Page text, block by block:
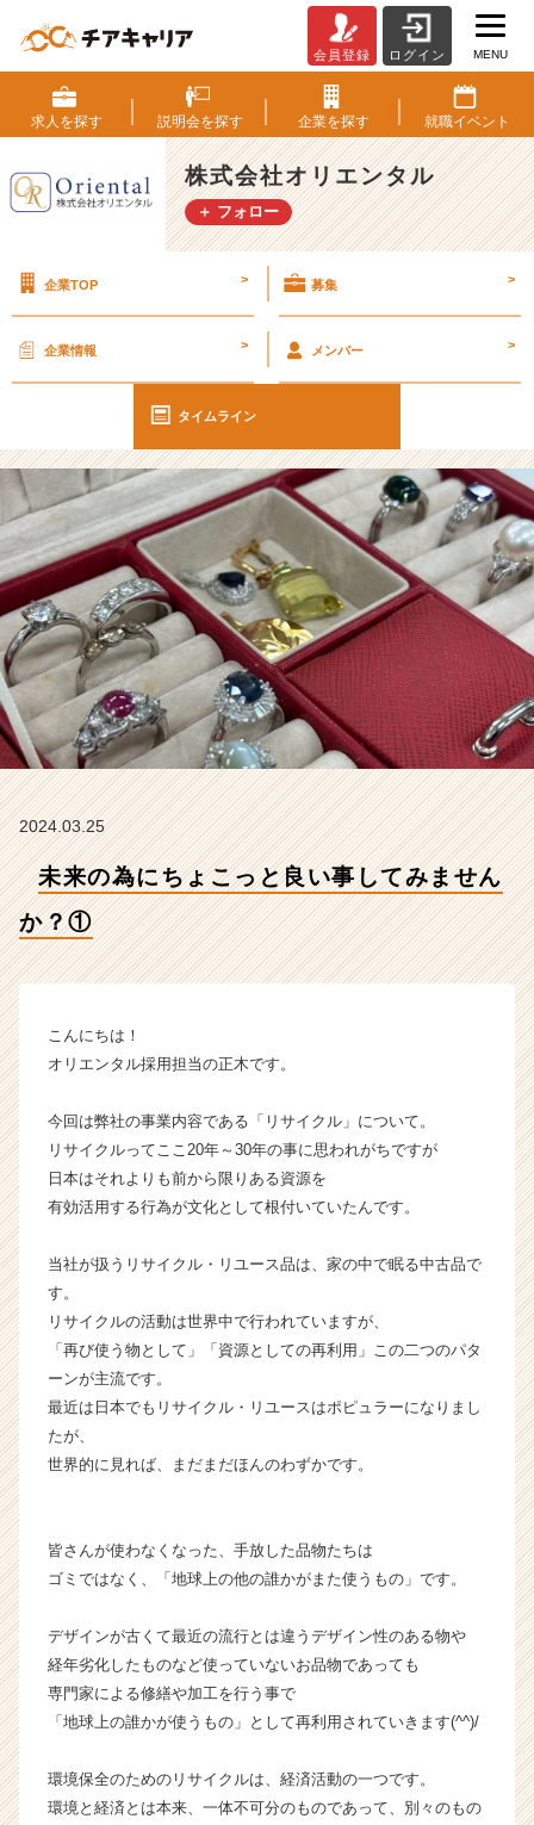
来
の
為
に
ち
ょ
良
し
て
ま
せ
ん
①
【株
式
会
社
オ
リ
エ
ン
イ
ン
ャ
ー・
長
企
か
ス
カ
が
く
サ
ト
ア
キ
ャ
リ
h
会員登録 ログイン MENU
求人を探す 説明会を探す 企業を探す 就職イベント
株式会社オリエンタル
＋ フォロー
企業TOP > 募集 >
企業情報 > メンバー >
タイムライン
2024.03.25
未来の為にちょこっと良い事してみません
か？①
こんにちは！
オリエンタル採用担当の正木です。
今回は弊社の事業内容である「リサイクル」について。
リサイクルってここ20年～30年の事に思われがちですが
日本はそれよりも前から限りある資源を
有効活用する行為が文化として根付いていたんです。
当社が扱うリサイクル・リユース品は、家の中で眠る中古品で
す。
リサイクルの活動は世界中で行われていますが、
「再び使う物として」「資源としての再利用」この二つのパタ
ーンが主流です。
最近は日本でもリサイクル・リユースはポピュラーになりまし
たが、
世界的に見れば、まだまだほんのわずかです。
皆さんが使わなくなった、手放した品物たちは
ゴミではなく、「地球上の他の誰かがまた使うもの」です。
デザインが古くて最近の流行とは違うデザイン性のある物や
経年劣化したものなど使っていないお品物であっても
専門家による修繕や加工を行う事で
「地球上の誰かが使うもの」として再利用されていきます(^^)/
環境保全のためのリサイクルは、経済活動の一つです。
環境と経済とは本来、一体不可分のものであって、別々のもの